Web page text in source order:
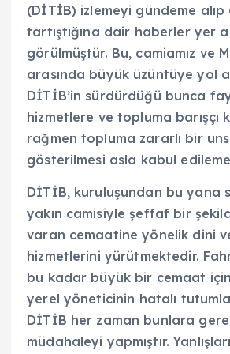
(DİTİB) izlemeyi gündeme ‎alıp
tartıştığına dair haberler ‎yer
görülmüştür. Bu, camiamız ve
arasında büyük üzüntüye ‎yol
DİTİB’in sürdürdüğü bunca
hizmetlere ve topluma barışçı
rağmen topluma zararlı bir
gösterilmesi asla kabul
DİTİB, kuruluşundan bu yana
yakın camisiyle şeffaf bir
varan cemaatine yönelik dini
hizmetlerini yürütmektedir.
bu kadar büyük bir ‎cemaat
yerel yöneticinin ‎hatalı
DİTİB her zaman ‎bunlara
müdahaleyi yapmıştır.